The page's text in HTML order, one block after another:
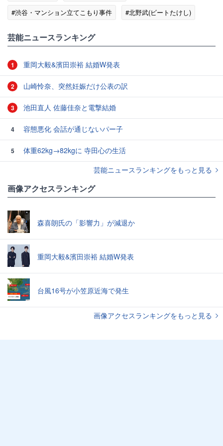
#渋谷・マンション立てこもり事件
#北野武(ビートたけし)
芸能ニュースランキング
1 重岡大毅&濱田崇裕 結婚W発表
2 山崎怜奈、突然妊娠だけ公表の訳
3 池田直人 佐藤佳奈と電撃結婚
4 容態悪化 会話が通じないパー子
5
体重62kg→82kgに 寺田心の生活
芸能ニュースランキングをもっと見る
画像アクセスランキング
森喜朗氏の「影響力」が減退か
重岡大毅&濱田崇裕 結婚W発表
台風16号が小笠原近海で発生
画像アクセスランキングをもっと見る